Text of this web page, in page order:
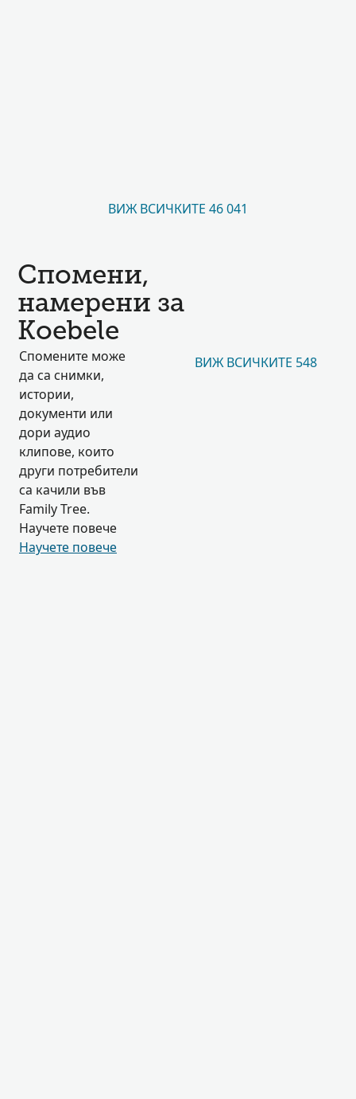
ВИЖ ВСИЧКИТЕ 46 041
Спомени,
намерени за
Koebele
Спомените може
да са снимки,
истории,
документи или
дори аудио
клипове, които
други потребители
са качили във
Family Tree.
Научете повече
Научете повече
ВИЖ ВСИЧКИТЕ 548